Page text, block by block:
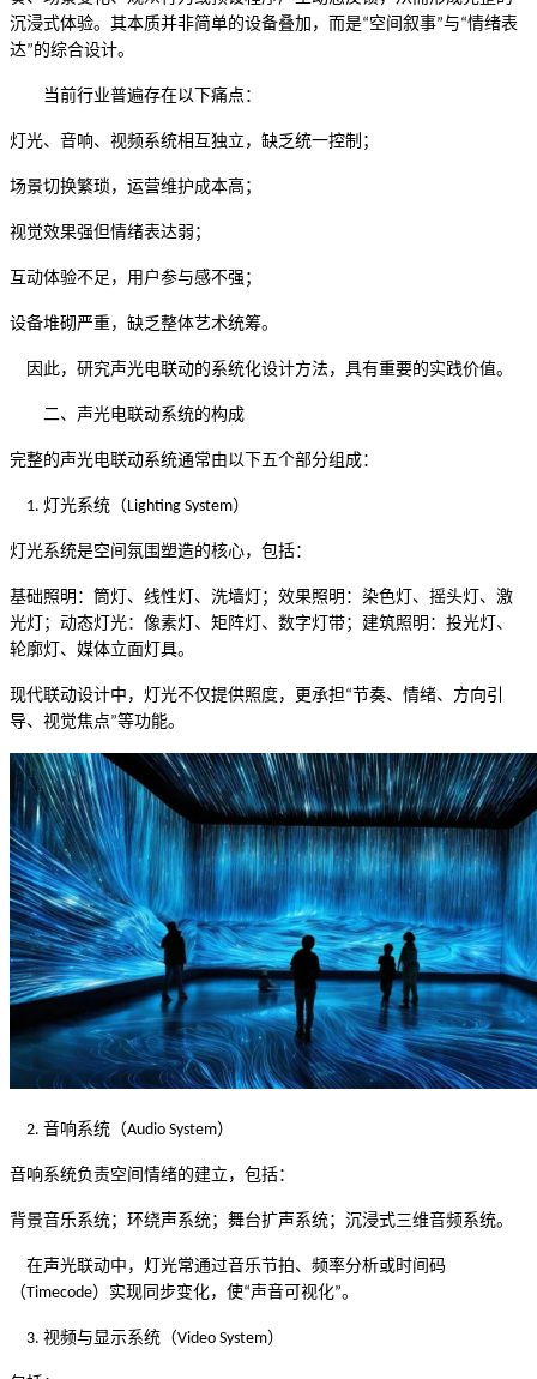
沉浸式体验。其本质并非简单的设备叠加，而是“空间叙事”与“情绪表
达”的综合设计。
当前行业普遍存在以下痛点：
灯光、音响、视频系统相互独立，缺乏统一控制；
场景切换繁琐，运营维护成本高；
视觉效果强但情绪表达弱；
互动体验不足，用户参与感不强；
设备堆砌严重，缺乏整体艺术统筹。
因此，研究声光电联动的系统化设计方法，具有重要的实践价值。
二、声光电联动系统的构成
完整的声光电联动系统通常由以下五个部分组成：
1. 灯光系统（Lighting System）
灯光系统是空间氛围塑造的核心，包括：
基础照明：筒灯、线性灯、洗墙灯；效果照明：染色灯、摇头灯、激
光灯；动态灯光：像素灯、矩阵灯、数字灯带；建筑照明：投光灯、
轮廓灯、媒体立面灯具。
现代联动设计中，灯光不仅提供照度，更承担“节奏、情绪、方向引
导、视觉焦点”等功能。
2. 音响系统（Audio System）
音响系统负责空间情绪的建立，包括：
背景音乐系统；环绕声系统；舞台扩声系统；沉浸式三维音频系统。
在声光联动中，灯光常通过音乐节拍、频率分析或时间码
（Timecode）实现同步变化，使“声音可视化”。
3. 视频与显示系统（Video System）